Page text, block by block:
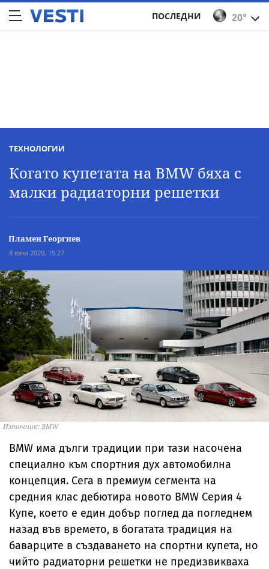
20°
ПОСЛЕДНИ
ТЕХНОЛОГИИ
Когато купетата на BMW бяха с
малки радиаторни решетки
Пламен Георгиев
8 юни 2020, 15:27
Източник: BMW
BMW има дълги традиции при тази насочена
специално към спортния дух автомобилна
концепция. Сега в премиум сегмента на
средния клас дебютира новото BMW Серия 4
Купе, което е един добър поглед да погледнем
назад във времето, в богатата традиция на
баварците в създаването на спортни купета, но
чийто радиаторни решетки не предизвикваха